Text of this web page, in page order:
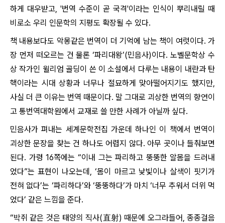
하게 대우받고, '번역 수준이 곧 국격'이라는 인식이 뿌리내릴 때
비로소 우리 인문학의 지평도 확장될 수 있다.
책 내용보다도 악몽같은 번역이 더 기억에 남는 책이 여럿이다. 가
장 먼저 떠오르는 건 물론 ‘파리대왕’(민음사)이다. 노벨문학상 수
상 작가인 윌리엄 골딩이 쓴 이 소설에서 다루는 내용이 내란과 탄
핵이라는 시대 상황과 너무나 절묘하게 맞아떨어지기도 했지만,
사실 더 큰 이유는 번역 때문이다. 말 그대로 괴상한 번역의 향연이
고 통번역대학원에서 교재로 쓸 만한 사례가 아닐까 싶다.
민음사가 펴내는 세계문학전집 가운데 하나인 이 책에서 번역이
괴상한 문장을 찾는 건 하나도 어렵지 않다. 아무 곳이나 들춰보면
된다. 가령 16쪽에는 “이내 그는 파리하고 뚱뚱한 알몸을 드러내
었다”는 표현이 나오는데, ‘몸이 마르고 낯빛이나 살색이 핏기가
전혀 없다’는 ‘파리하다’와 ‘뚱뚱하다’가 마치 ‘너무 추워서 더위 먹
었다’ 같은 느낌을 준다.
“박쥐 같은 것은 태양의 직사(直射) 때문에 오그라들어, 종종걸음